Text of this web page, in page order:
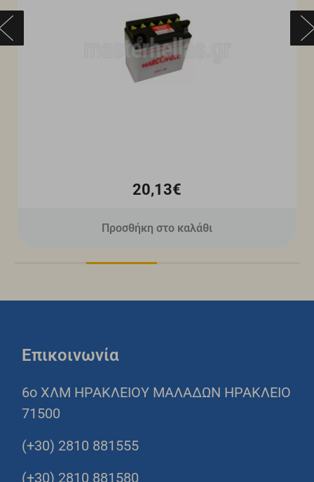
20,13€
Προσθήκη στο καλάθι
Επικοινωνία
6o ΧΛΜ ΗΡΑΚΛΕΙΟΥ ΜΑΛΑΔΩΝ ΗΡΑΚΛΕΙΟ
71500
(+30) 2810 881555
(+30) 2810 881580